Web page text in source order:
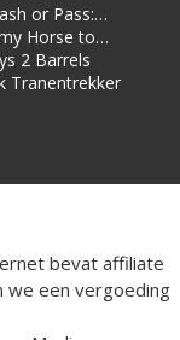
or Pass:
Horse to
2 Barrels
Tranentrekker
bevat affiliate
we een vergoeding